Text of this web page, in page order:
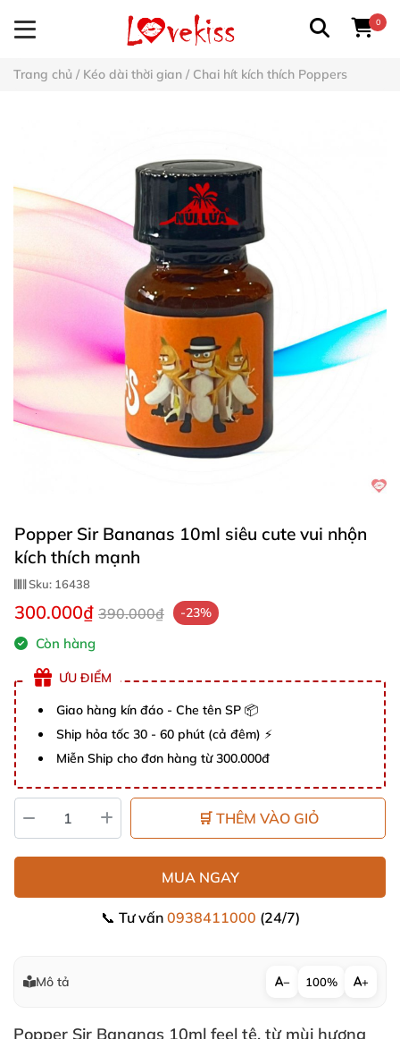
0
Trang chủ / Kéo dài thời gian / Chai hít kích thích Poppers
Popper Sir Bananas 10ml siêu cute vui nhộn
kích thích mạnh
Sku: 16438
300.000₫ 390.000₫ -23%
Còn hàng
ƯU ĐIỂM
Giao hàng kín đáo - Che tên SP 📦
Ship hỏa tốc 30 - 60 phút (cả đêm) ⚡
Miễn Ship cho đơn hàng từ 300.000đ
🛒 THÊM VÀO GIỎ
MUA NGAY
📞 Tư vấn 0938411000 (24/7)
Mô tả − 100% +
Popper Sir Bananas 10ml feel tê, từ mùi hương